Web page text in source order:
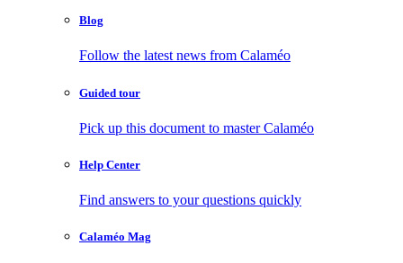
Blog
Follow the latest news from Calaméo
Guided tour
Pick up this document to master Calaméo
Help Center
Find answers to your questions quickly
Calaméo Mag